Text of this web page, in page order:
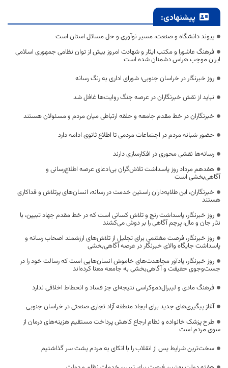
پیشنهادی:
پیوند دانشگاه و صنعت، مسیر نوآوری و حل مسائل استان است
فرهنگ عاشورا و مکتب ایثار و شهادت امروز بیش از توان نظامی جمهوری اسلامی
ایران موجب هراس دشمنان شده است
روز خبرنگار در خراسان جنوبی؛ شورای اداری به رنگ رسانه
نباید از نقش خبرنگاران در عرصه جنگ روایت‌ها غافل شد
خبرنگاران در خط مقدم جامعه و حلقه ارتباطی میان مردم و مسئولان هستند
حضور شبانه مردم در اجتماعات مردمی تا اطلاع ثانوی ادامه دارد
رسانه‌ها نقشی محوری در افکارسازی دارند
هفدهم مرداد روز پاسداشت تلاش‌گران بی‌ادعای عرصه اطلاع‌رسانی و
آگاهی‌بخشی است
خبرنگاران، این طلایه‌داران راستین خدمت در رسانه، انسان‌های پرتلاش و فداکاری
هستند
روز خبرنگار، پاسداشت رنج و تلاش کسانی است که در خط مقدم جهاد تبیین، با
نثار جان و مال، پرچم آگاهی را بر دوش می‌کشند
روز خبرنگار، فرصت مغتنمی برای تجلیل از تلاش‌های ارزشمند اصحاب رسانه و
پاسداشت جایگاه والای خبرنگار در عرصه آگاهی‌بخشی
روز خبرنگار، یادآور مجاهدت‌های خاموش انسان‌هایی است که رسالت خود را در
جست‌وجوی حقیقت و آگاهی‌بخشی به جامعه معنا کرده‌اند
فرهنگ مادی و لیبرال‌دموکراسی نتیجه‌ای جز فساد و انحطاط اخلاقی ندارد
آغاز پیگیری‌های جدید برای ایجاد منطقه آزاد تجاری صنعتی در خراسان جنوبی
طرح پزشک خانواده و نظام ارجاع کاهش پرداخت مستقیم هزینه‌های درمان از
سوی مردم است
سخت‌ترین شرایط پس از انقلاب را با اتکای به مردم پشت سر گذاشتیم